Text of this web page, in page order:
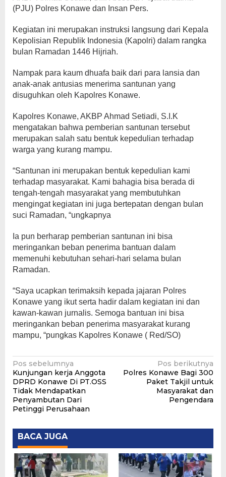
(PJU) Polres Konawe dan Insan Pers.
Kegiatan ini merupakan instruksi langsung dari Kepala
Kepolisian Republik Indonesia (Kapolri) dalam rangka
bulan Ramadan 1446 Hijriah.
Nampak para kaum dhuafa baik dari para lansia dan
anak-anak antusias menerima santunan yang
disuguhkan oleh Kapolres Konawe.
Kapolres Konawe, AKBP Ahmad Setiadi, S.I.K
mengatakan bahwa pemberian santunan tersebut
merupakan salah satu bentuk kepedulian terhadap
warga yang kurang mampu.
“Santunan ini merupakan bentuk kepedulian kami
terhadap masyarakat. Kami bahagia bisa berada di
tengah-tengah masyarakat yang membutuhkan
mengingat kegiatan ini juga bertepatan dengan bulan
suci Ramadan, “ungkapnya
Ia pun berharap pemberian santunan ini bisa
meringankan beban penerima bantuan dalam
memenuhi kebutuhan sehari-hari selama bulan
Ramadan.
“Saya ucapkan terimaksih kepada jajaran Polres
Konawe yang ikut serta hadir dalam kegiatan ini dan
kawan-kawan jurnalis. Semoga bantuan ini bisa
meringankan beban penerima masyarakat kurang
mampu, “pungkas Kapolres Konawe ( Red/SO)
Navigasi
pos
Pos sebelumnya
Kunjungan kerja Anggota
DPRD Konawe Di PT.OSS
Tidak Mendapatkan
Penyambutan Dari
Petinggi Perusahaan
Pos berikutnya
Polres Konawe Bagi 300
Paket Takjil untuk
Masyarakat dan
Pengendara
BACA JUGA